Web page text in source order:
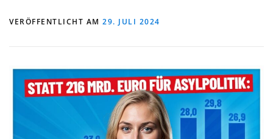
VERÖFFENTLICHT AM 29. JULI 2024